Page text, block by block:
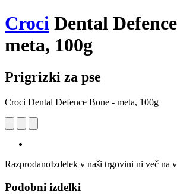
Croci Dental
meta, 100g
Prigrizki za pse
Croci Dental Defence Bone - meta, 100g
RazprodanoIzdelek v naši trgovini ni več na
Podobni izdelki